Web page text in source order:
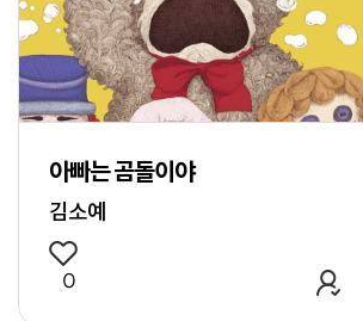
작품 추가
아빠는 곰돌이야
김소예
0